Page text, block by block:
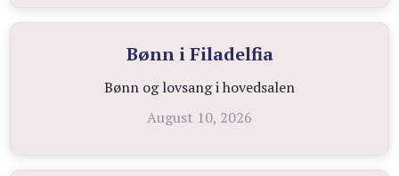
Bønn i Filadelfia
Bønn og lovsang i hovedsalen
August 10, 2026